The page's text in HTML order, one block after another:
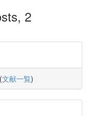
2
(文献一覧)